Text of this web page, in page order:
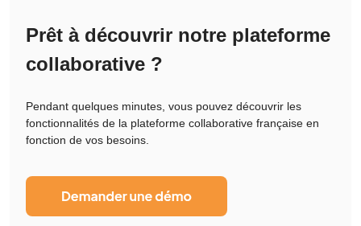
Prêt à découvrir notre plateforme
collaborative ?
Pendant quelques minutes, vous pouvez découvrir les
fonctionnalités de la plateforme collaborative française en
fonction de vos besoins.